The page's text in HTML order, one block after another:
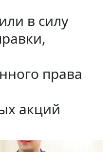
в силу
права
акций